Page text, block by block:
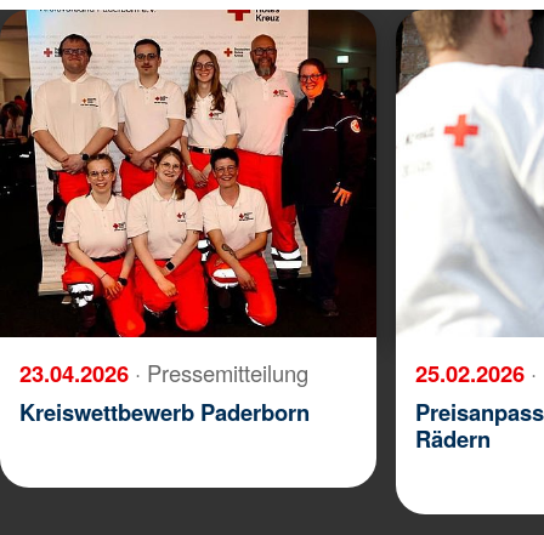
23.04.2026 · Pressemitteilung
Kreiswettbewerb Paderborn
25.02.2026
Rädern